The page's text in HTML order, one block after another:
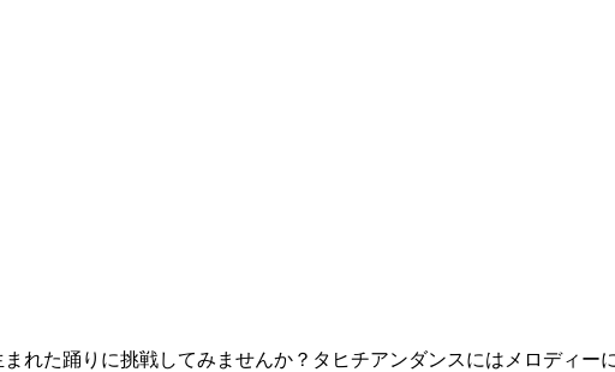
れた踊りに挑戦してみませんか？タヒチアンダンスにはメロディ